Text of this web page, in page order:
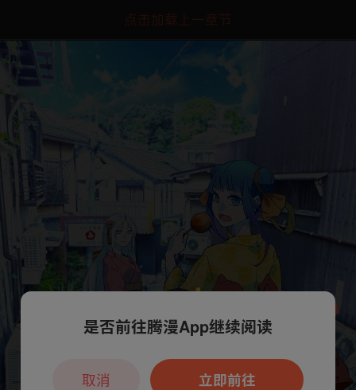
点击加载上一章节
本章节仅支持App阅读，可打开App新用
户7天免费看
是否前往腾漫App继续阅读
立即前往
取消